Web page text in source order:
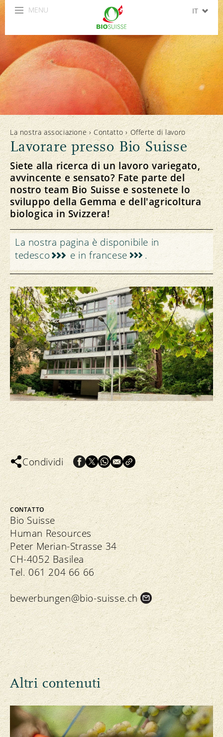
MENU IT
FR
EN
ES
La nostra associazione›Contatto ›Offerte di lavoro
Lavorare presso Bio Suisse
Siete alla ricerca di un lavoro variegato,
avvincente e sensato? Fate parte del
nostro team Bio Suisse e sostenete lo
sviluppo della Gemma e dell'agricoltura
biologica in Svizzera!
La nostra pagina è disponibile in
tedesco
e in francese .
Condividi
CONTATTO
Bio Suisse
Human Resources
Peter Merian-Strasse 34
CH-4052 Basilea
Tel. 061 204 66 66
bewerbungen@bio-suisse.ch
Altri contenuti